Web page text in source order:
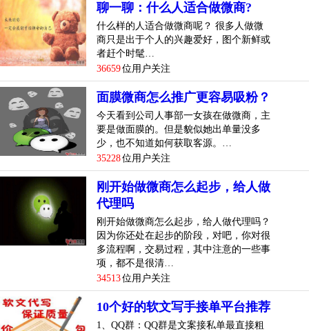
聊一聊：什么人适合做微商?
什么样的人适合做微商呢？ 很多人做微
商只是出于个人的兴趣爱好，图个新鲜或
者赶个时髦…
36659位用户关注
面膜微商怎么推广更容易吸粉？
今天看到公司人事部一女孩在做微商，主
要是做面膜的。但是貌似她出单量没多
少，也不知道如何获取客源。…
35228位用户关注
刚开始做微商怎么起步，给人做
代理吗
刚开始做微商怎么起步，给人做代理吗？
因为你还处在起步的阶段，对吧，你对很
多流程啊，交易过程，其中注意的一些事
项，都不是很清…
34513位用户关注
10个好的软文写手接单平台推荐
1、QQ群：QQ群是文案接私单最直接粗